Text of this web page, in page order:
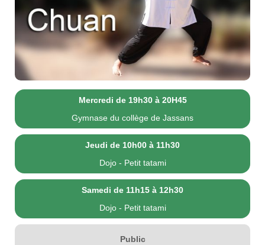
Mercredi de 19h30 à 20H45
Gymnase du collège de Jassans
Jeudi de 10h00 à 11h30
Dojo - Petit tatami
Samedi de 11h15 à 12h30
Dojo - Petit tatami
Public